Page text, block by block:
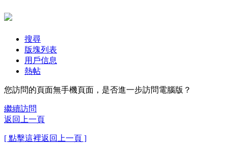
搜尋
版塊列表
用戶信息
熱帖
您訪問的頁面無手機頁面，是否進一步訪問電腦版？
繼續訪問
返回上一頁
[ 點擊這裡返回上一頁 ]